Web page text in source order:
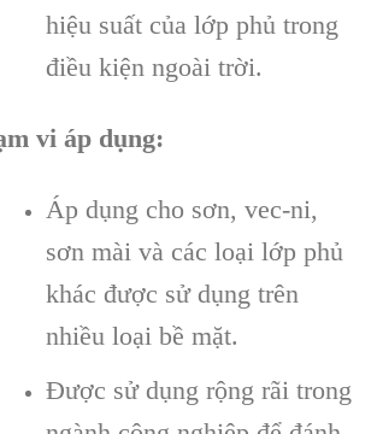
hiệu suất của lớp phủ trong
điều kiện ngoài trời.
vi áp dụng:
Áp dụng cho sơn, vec-ni,
sơn mài và các loại lớp phủ
khác được sử dụng trên
nhiều loại bề mặt.
Được sử dụng rộng rãi trong